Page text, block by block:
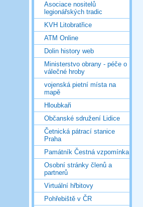
Asociace nositelů
legionářských tradic
KVH Litobratřice
ATM Online
Dolin history web
Ministerstvo obrany - péče o
válečné hroby
vojenská pietní místa na
mapě
Hloubkaři
Občanské sdružení Lidice
Četnická pátrací stanice
Praha
Památník Čestná vzpomínka
Osobní stránky členů a
partnerů
Virtuální hřbitovy
Pohřebiště v ČR